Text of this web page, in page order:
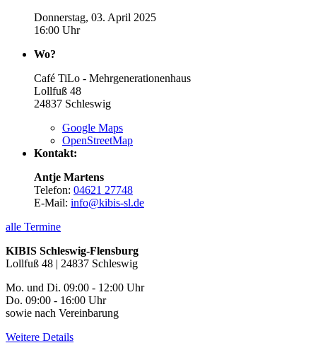
Donnerstag, 03. April 2025
16:00 Uhr
Wo?
Café TiLo - Mehrgenerationenhaus
Lollfuß 48
24837 Schleswig
Google Maps
OpenStreetMap
Kontakt:
Antje Martens
Telefon: 04621 27748
E-Mail: info@kibis-sl.de
alle Termine
KIBIS Schleswig-Flensburg
Lollfuß 48 | 24837 Schleswig
Mo. und Di. 09:00 - 12:00 Uhr
Do. 09:00 - 16:00 Uhr
sowie nach Vereinbarung
Weitere Details